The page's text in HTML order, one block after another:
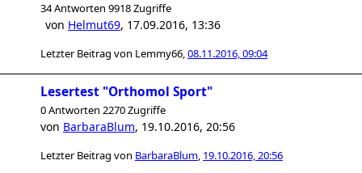
34 Antworten 9918 Zugriffe
von Helmut69, 17.09.2016, 13:36
Letzter Beitrag von Lemmy66,08.11.2016, 09:04
Lesertest "Orthomol Sport"
0 Antworten 2270 Zugriffe
von BarbaraBlum, 19.10.2016, 20:56
Letzter Beitrag von BarbaraBlum, 19.10.2016, 20:56